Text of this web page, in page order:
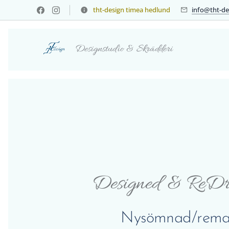
tht-design timea hedlund info@tht-
Designstudio & Skrädderi
Designed &
Nysömnad/